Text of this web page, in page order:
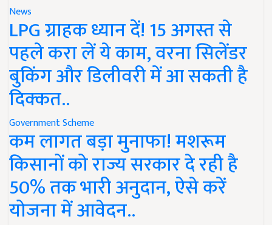
News
LPG ग्राहक ध्यान दें! 15 अगस्त से
पहले करा लें ये काम, वरना सिलेंडर
बुकिंग और डिलीवरी में आ सकती है
दिक्कत..
Government Scheme
कम लागत बड़ा मुनाफा! मशरूम
किसानों को राज्य सरकार दे रही है
50% तक भारी अनुदान, ऐसे करें
योजना में आवेदन..